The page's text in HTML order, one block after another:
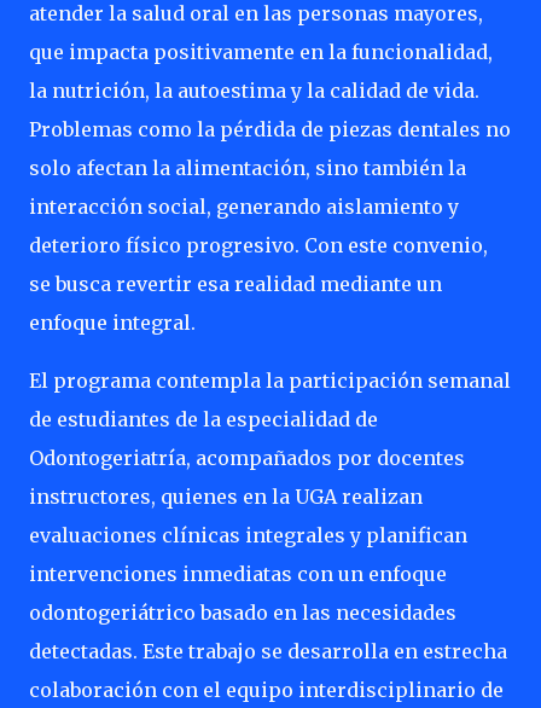
atender la salud oral en las personas mayores,
que impacta positivamente en la funcionalidad,
la nutrición, la autoestima y la calidad de vida.
Problemas como la pérdida de piezas dentales no
solo afectan la alimentación, sino también la
interacción social, generando aislamiento y
deterioro físico progresivo. Con este convenio,
se busca revertir esa realidad mediante un
enfoque integral.
El programa contempla la participación semanal
de estudiantes de la especialidad de
Odontogeriatría, acompañados por docentes
instructores, quienes en la UGA realizan
evaluaciones clínicas integrales y planifican
intervenciones inmediatas con un enfoque
odontogeriátrico basado en las necesidades
detectadas. Este trabajo se desarrolla en estrecha
colaboración con el equipo interdisciplinario de